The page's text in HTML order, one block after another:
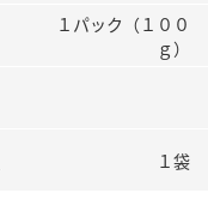
１パック（１００
ｇ）
１袋